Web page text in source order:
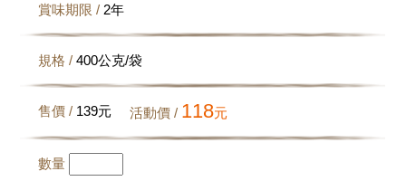
賞味期限 / 2年
規格 / 400公克/袋
售價 / 139元 活動價 / 118元
數量